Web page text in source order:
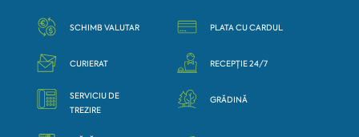
SCHIMB VALUTAR PLATA CU CARDUL
CURIERAT RECEPȚIE 24/7
SERVICIU DE
TREZIRE
GRĂDINĂ